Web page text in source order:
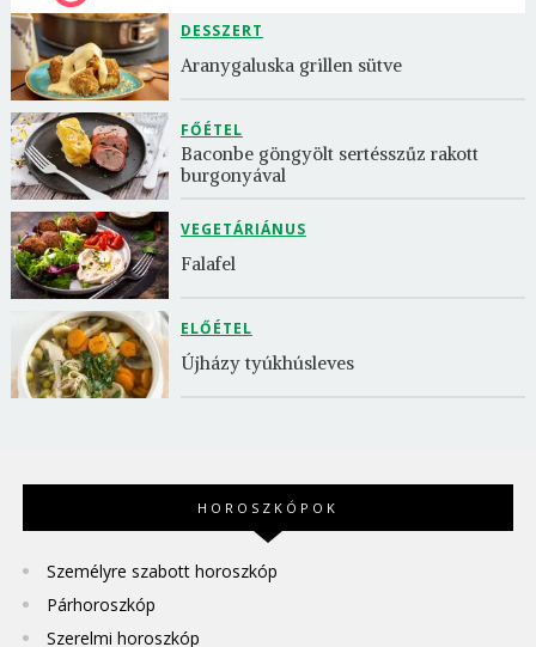
DESSZERT
Aranygaluska grillen sütve
FŐÉTEL
Baconbe göngyölt sertésszűz rakott
burgonyával
VEGETÁRIÁNUS
Falafel
ELŐÉTEL
Újházy tyúkhúsleves
HOROSZKÓPOK
Személyre szabott horoszkóp
Párhoroszkóp
Szerelmi horoszkóp